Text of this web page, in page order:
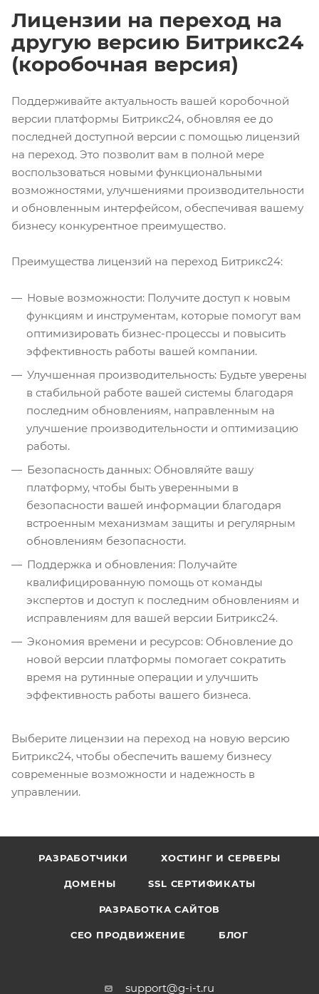
Лицензии на переход на
другую версию Битрикс24
(коробочная версия)
Поддерживайте актуальность вашей коробочной
версии платформы Битрикс24, обновляя ее до
последней доступной версии с помощью лицензий
на переход. Это позволит вам в полной мере
воспользоваться новыми функциональными
возможностями, улучшениями производительности
и обновленным интерфейсом, обеспечивая вашему
бизнесу конкурентное преимущество.
Преимущества лицензий на переход Битрикс24:
Новые возможности: Получите доступ к новым
функциям и инструментам, которые помогут вам
оптимизировать бизнес-процессы и повысить
эффективность работы вашей компании.
Улучшенная производительность: Будьте уверены
в стабильной работе вашей системы благодаря
последним обновлениям, направленным на
улучшение производительности и оптимизацию
работы.
Безопасность данных: Обновляйте вашу
платформу, чтобы быть уверенными в
безопасности вашей информации благодаря
встроенным механизмам защиты и регулярным
обновлениям безопасности.
Поддержка и обновления: Получайте
квалифицированную помощь от команды
экспертов и доступ к последним обновлениям и
исправлениям для вашей версии Битрикс24.
Экономия времени и ресурсов: Обновление до
новой версии платформы помогает сократить
время на рутинные операции и улучшить
эффективность работы вашего бизнеса.
Выберите лицензии на переход на новую версию
Битрикс24, чтобы обеспечить вашему бизнесу
современные возможности и надежность в
управлении.
РАЗРАБОТЧИКИ ХОСТИНГ И СЕРВЕРЫ
ДОМЕНЫ SSL СЕРТИФИКАТЫ
РАЗРАБОТКА САЙТОВ
СЕО ПРОДВИЖЕНИЕ БЛОГ
support@g-i-t.ru